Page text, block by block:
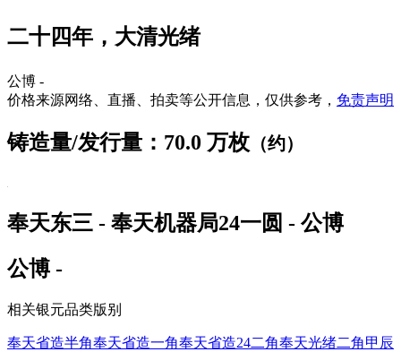
二十四年，大清光绪
公博 -
价格来源网络、直播、拍卖等公开信息，仅供参考， 免责声明
铸造量/发行量：70.0 万枚 （约）
奉天东三 - 奉天机器局24一圆 - 公博
公博 -
相关银元品类版别
奉天省造半角奉天省造一角奉天省造24二角奉天光绪二角甲辰